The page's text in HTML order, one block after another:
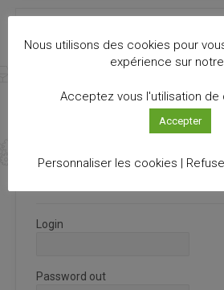
NEWSLETTER INNOVIN
Login
Password out
Nous utilisons des cookies pour
expérience sur
Acceptez vous l'utilisation de
Accepter
Personnaliser les cookies |